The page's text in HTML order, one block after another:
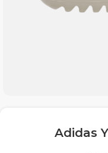
Adidas